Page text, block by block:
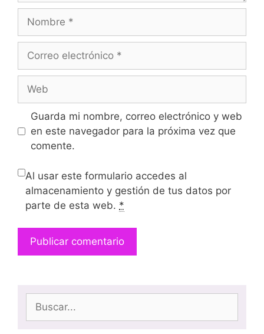
Guarda mi nombre, correo electrónico y web
en este navegador para la próxima vez que
comente.
Al usar este formulario accedes al
almacenamiento y gestión de tus datos por
parte de esta web. *